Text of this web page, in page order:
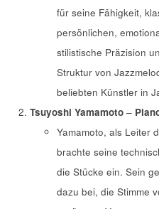
für seine Fähigkeit,
persönlichen,
stilistische Präzision
Struktur von
beliebten Künstler in
Tsuyoshi Yamamoto–
Yamamoto, als Leiter
brachte seine
die Stücke ein. Sein
dazu bei, die Stimme